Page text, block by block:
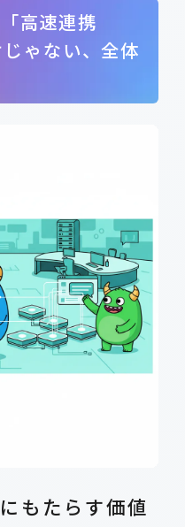
高速連携
ゃない、全体
もたらす価値